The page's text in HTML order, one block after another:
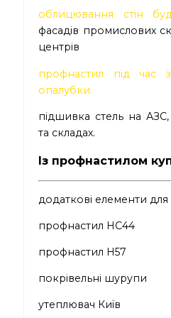
облицювання стін
фасадів промислових
центрів
профнастил під час
опалубки.
підшивка стель на
та складах.
Із профнастилом
додаткові елементи для
профнастил НС44
профнастил Н57
покрівельні шурупи
утеплювач Київ